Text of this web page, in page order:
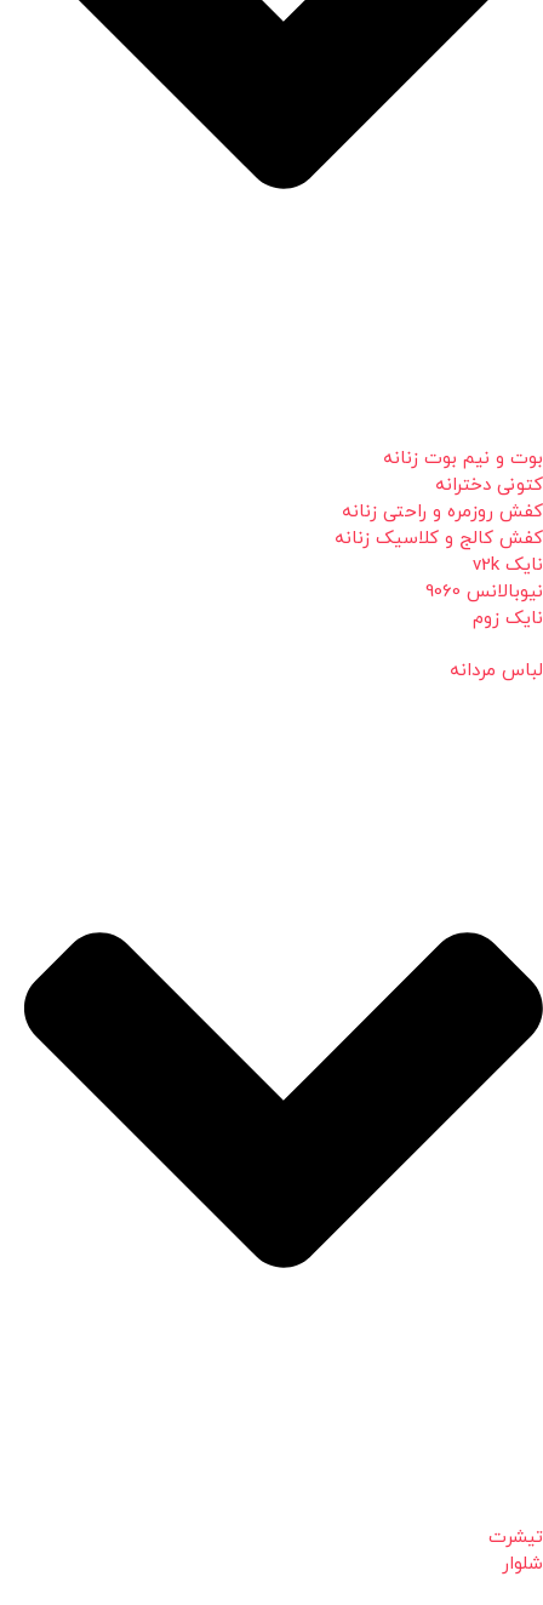
بوت و نیم بوت زنانه
کتونی دخترانه
کفش روزمره و راحتی زنانه
کفش کالج و کلاسیک زنانه
نایک v2k
نیوبالانس 9060
نایک زوم
لباس مردانه
تیشرت
شلوار